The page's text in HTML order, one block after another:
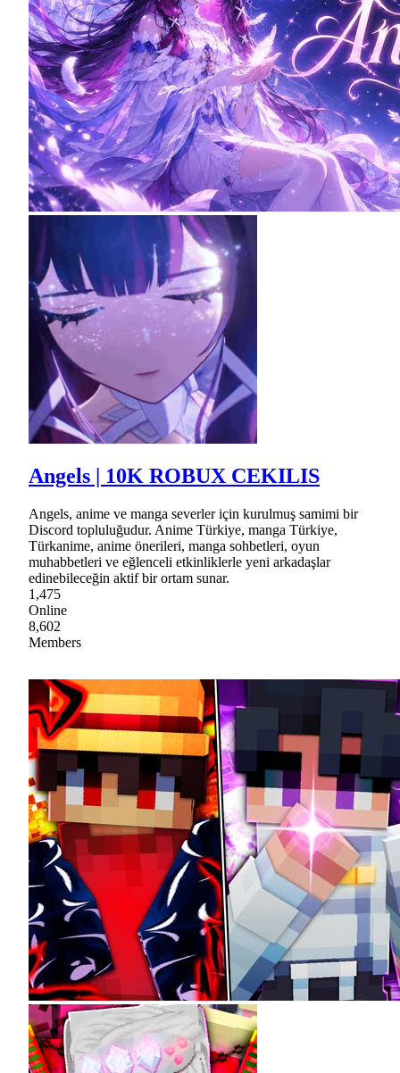
Angels | 10K ROBUX CEKILIS
Angels, anime ve manga severler için kurulmuş samimi bir
Discord topluluğudur. Anime Türkiye, manga Türkiye,
Türkanime, anime önerileri, manga sohbetleri, oyun
muhabbetleri ve eğlenceli etkinliklerle yeni arkadaşlar
edinebileceğin aktif bir ortam sunar.
1,475
Online
8,602
Members